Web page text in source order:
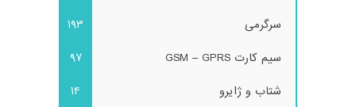
سرگرمی
193
سیم کارت GSM – GPRS
97
شتاب و ژایرو
14